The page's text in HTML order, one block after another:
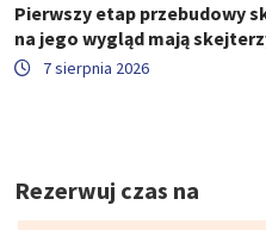
Pierwszy etap przebudowy
na jego wygląd mają
7 sierpnia 2026
Rezerwuj czas na